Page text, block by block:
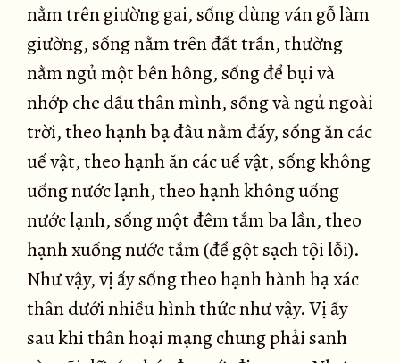
nằm trên giường gai, sống dùng ván gỗ làm
giường, sống nằm trên đất trần, thường
nằm ngủ một bên hông, sống để bụi và
nhớp che dấu thân mình, sống và ngủ ngoài
trời, theo hạnh bạ đâu nằm đấy, sống ăn các
uế vật, theo hạnh ăn các uế vật, sống không
uống nước lạnh, theo hạnh không uống
nước lạnh, sống một đêm tắm ba lần, theo
hạnh xuống nước tắm (để gột sạch tội lỗi).
Như vậy, vị ấy sống theo hạnh hành hạ xác
thân dưới nhiều hình thức như vậy. Vị ấy
sau khi thân hoại mạng chung phải sanh